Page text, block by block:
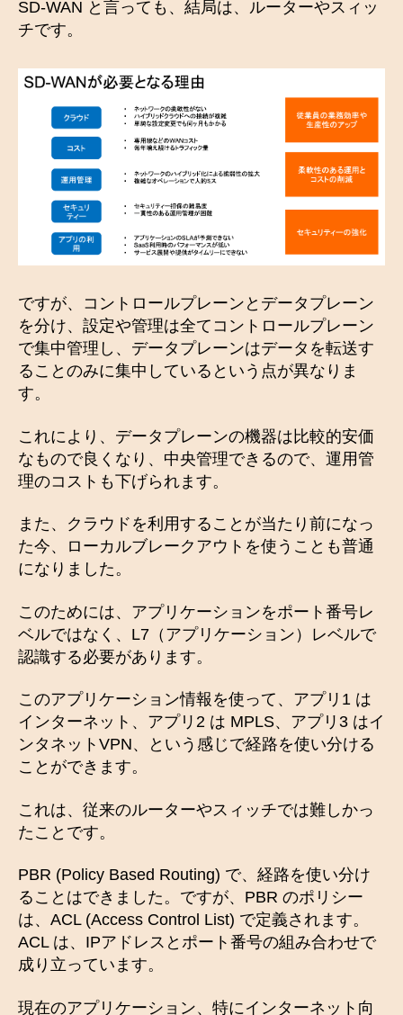
SD-WAN と言っても、結局は、ルーターやスィッ
チです。
ですが、コントロールプレーンとデータプレーン
を分け、設定や管理は全てコントロールプレーン
で集中管理し、データプレーンはデータを転送す
ることのみに集中しているという点が異なりま
す。
これにより、データプレーンの機器は比較的安価
なもので良くなり、中央管理できるので、運用管
理のコストも下げられます。
また、クラウドを利用することが当たり前になっ
た今、ローカルブレークアウトを使うことも普通
になりました。
このためには、アプリケーションをポート番号レ
ベルではなく、L7（アプリケーション）レベルで
認識する必要があります。
このアプリケーション情報を使って、アプリ1 は
インターネット、アプリ2 は MPLS、アプリ3 はイ
ンタネットVPN、という感じで経路を使い分ける
ことができます。
これは、従来のルーターやスィッチでは難しかっ
たことです。
PBR (Policy Based Routing) で、経路を使い分け
ることはできました。ですが、PBR のポリシー
は、ACL (Access Control List) で定義されます。
ACL は、IPアドレスとポート番号の組み合わせで
成り立っています。
現在のアプリケーション、特にインターネット向